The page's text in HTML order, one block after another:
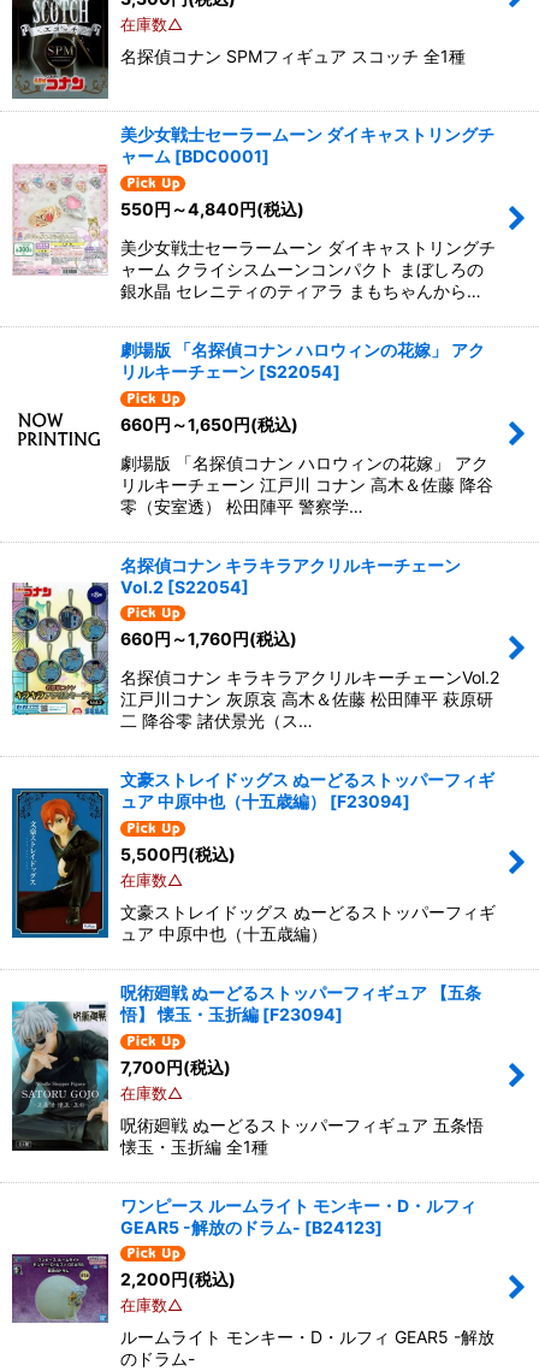
在庫数△
名探偵コナン SPMフィギュア スコッチ 全1種
美少女戦士セーラームーン ダイキャストリングチ
ャーム [BDC0001]
550円 ～4,840円(税込)
美少女戦士セーラームーン ダイキャストリングチ
ャーム クライシスムーンコンパクト まぼしろの
銀水晶 セレニティのティアラ まもちゃんから…
劇場版 「名探偵コナン ハロウィンの花嫁」 アク
リルキーチェーン [S22054]
660円 ～1,650円(税込)
劇場版 「名探偵コナン ハロウィンの花嫁」 アク
リルキーチェーン 江戸川 コナン 高木＆佐藤 降谷
零（安室透） 松田陣平 警察学…
名探偵コナン キラキラアクリルキーチェーン
Vol.2 [S22054]
660円 ～1,760円(税込)
名探偵コナン キラキラアクリルキーチェーンVol.2
江戸川コナン 灰原哀 高木＆佐藤 松田陣平 萩原研
二 降谷零 諸伏景光（ス…
文豪ストレイドッグス ぬーどるストッパーフィギ
ュア 中原中也（十五歳編）
[F23094]
5,500円(税込)
在庫数△
文豪ストレイドッグス ぬーどるストッパーフィギ
ュア 中原中也（十五歳編）
呪術廻戦 ぬーどるストッパーフィギュア 【五条
悟】 懐玉・玉折編 [F23094]
7,700円(税込)
在庫数△
呪術廻戦 ぬーどるストッパーフィギュア 五条悟
懐玉・玉折編 全1種
ワンピース ルームライト モンキー・D・ルフィ
GEAR5 -解放のドラム- [B24123]
2,200円(税込)
在庫数△
ルームライト モンキー・D・ルフィ GEAR5 -解放
のドラム-